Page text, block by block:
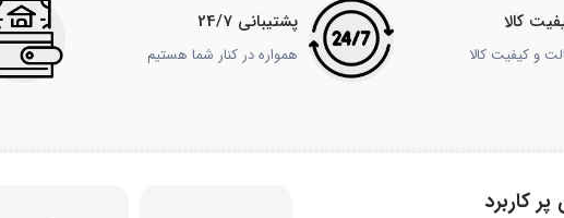
کالا
و کیفیت کالا
پشتیبانی 24/7
همواره در کنار شما هستیم
کاربرد